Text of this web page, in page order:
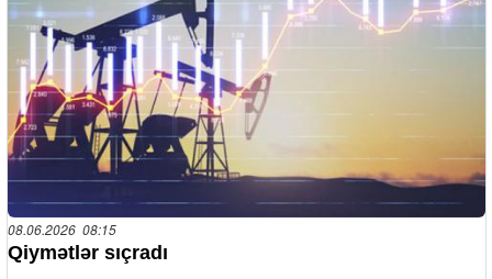
08.06.2026 08:15
Qiymətlər sıçradı